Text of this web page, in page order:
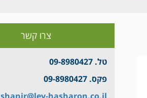
צרו קשר
טל. 09-8980427
פקס. 09-8980427